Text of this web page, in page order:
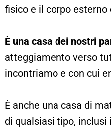
fisico e il corpo esterno
È una casa dei nostri
atteggiamento verso
incontriamo e con cui
È anche una casa di
di qualsiasi tipo,